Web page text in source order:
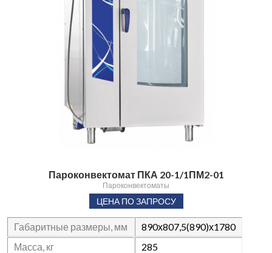
Пароконвектомат ПКА 20-1/1ПМ2-01
Пароконвектоматы
ЦЕНА ПО ЗАПРОСУ
Габаритные размеры, мм
890х807,5(890)х1780
Масса, кг
285